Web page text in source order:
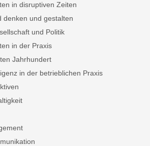
in disruptiven Zeiten
denken und gestalten
und Politik
in der Praxis
Jahrhundert
in der betrieblichen Praxis